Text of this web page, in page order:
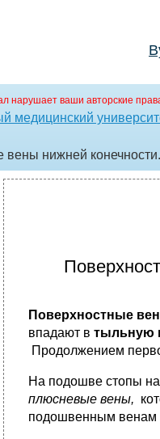
нарушает ваши авторские
медицинский
вены нижней конечности
Поверхностные
впадают в тыльную
Продолжением
На подошве стопы
плюсневые вены,
подошвенным венам